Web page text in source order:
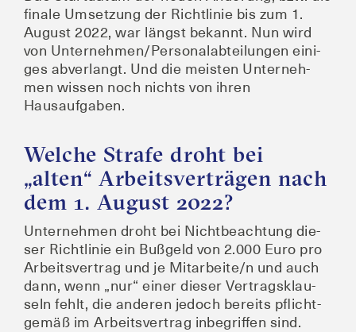
fina­le Umset­zung der Richt­li­nie bis zum 1.
August 2022, war längst bekannt. Nun wird
von Unternehmen/Personalabteilungen eini­
ges abver­langt. Und die meis­ten Unter­neh­
men wis­sen noch nichts von ihren
Hausaufgaben.
Welche Strafe droht bei
„alten“ Arbeitsverträgen nach
dem 1. August 2022?
Unter­neh­men droht bei Nicht­be­ach­tung die­
ser Richt­li­nie ein Buß­geld von 2.000 Euro pro
Arbeits­ver­trag und je Mitarbeite/n und auch
dann, wenn „nur“ einer die­ser Ver­trags­klau­
seln fehlt, die ande­ren jedoch bereits pflicht­
ge­mäß im Arbeits­ver­trag inbe­grif­fen sind.